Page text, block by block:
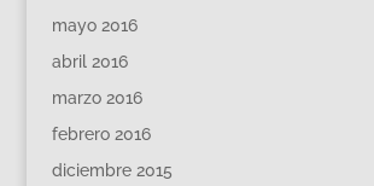
mayo 2016
abril 2016
marzo 2016
febrero 2016
diciembre 2015